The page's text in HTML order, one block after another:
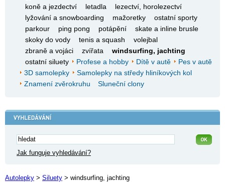
koně a jezdectví
letadla
lezectví, horolezectví
lyžování a snowboarding
mažoretky
ostatní sporty
parkour
ping pong potápění
skate a inline brusle
skoky do vody
tenis a squash
volejbal
zbraně a vojáci
zvířata
windsurfing, jachting
ostatní siluety
Profese a hobby Dítě v autě
Pes v autě
3D samolepky
Samolepky na středy hliníkových kol
Znamení zvěrokruhu
Sluneční clony
Jak funguje vyhledávání?
Autolepky > Siluety > windsurfing, jachting